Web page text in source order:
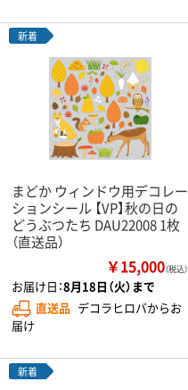
新着
まどか ウィンドウ用デコレー
ションシール 【VP】秋の日の
どうぶつたち DAU22008 1枚
（直送品）
￥15,000（税込）
お届け日：8月18日（火）まで
直送品 デコラヒロバからお
届け
新着